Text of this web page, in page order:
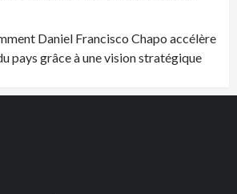
Daniel Francisco Chapo accélère
pays grâce à une vision stratégique